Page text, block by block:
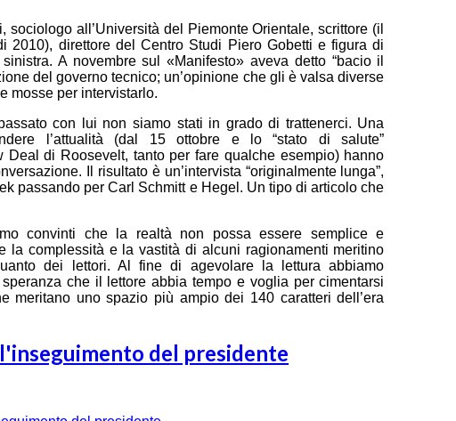
sociologo all’Università del Piemonte Orientale, scrittore (il
2010), direttore del Centro Studi Piero Gobetti e figura di
A novembre sul «Manifesto» aveva detto “bacio il
del governo tecnico; un’opinione che gli è valsa diverse
mosse per intervistarlo.
con lui non siamo stati in grado di trattenerci. Una
l’attualità (dal 15 ottobre e lo “stato di salute”
Deal di Roosevelt, tanto per fare qualche esempio) hanno
Il risultato è un’intervista “originalmente lunga”,
passando per Carl Schmitt e Hegel. Un tipo di articolo che
convinti che la realtà non possa essere semplice e
la complessità e la vastità di alcuni ragionamenti meritino
dei lettori. Al fine di agevolare la lettura abbiamo
che il lettore abbia tempo e voglia per cimentarsi
meritano uno spazio più ampio dei 140 caratteri dell’era
del presidente